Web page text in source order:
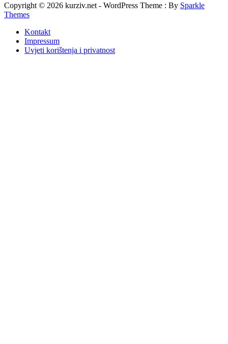
Copyright © 2026 kurziv.net - WordPress Theme : By Sparkle
Themes
Kontakt
Impressum
Uvjeti korištenja i privatnost